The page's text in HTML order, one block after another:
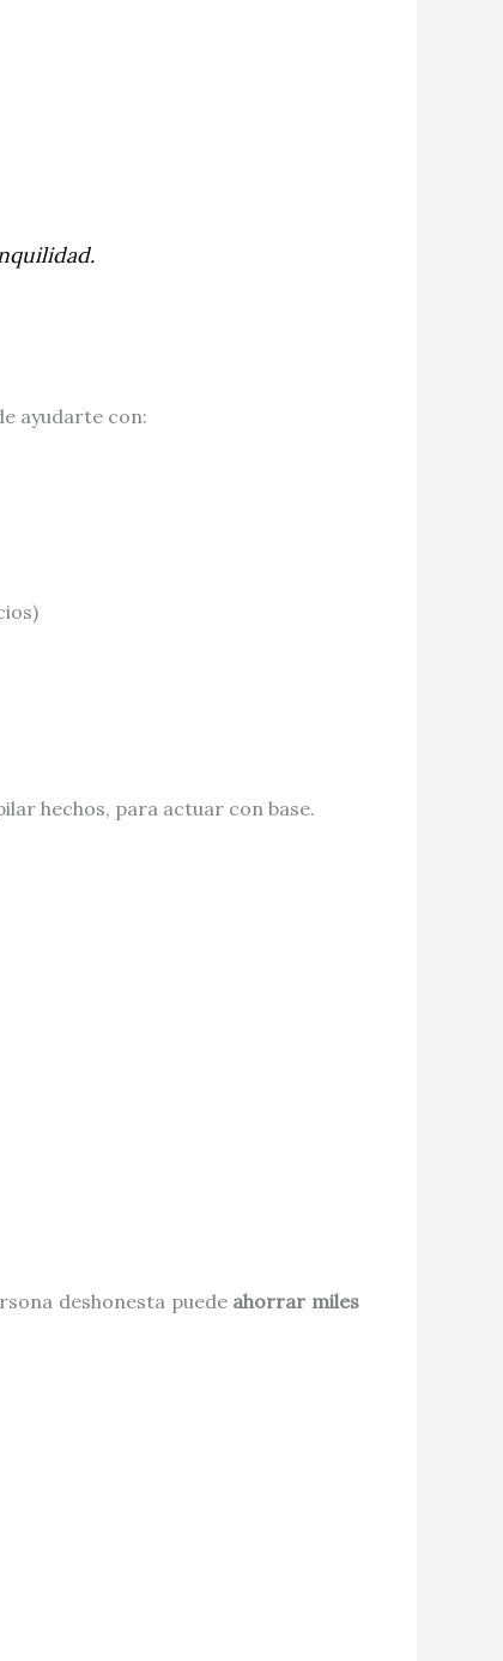
ayudarte con:
hechos, para actuar con base.
deshonesta puede ahorrar miles